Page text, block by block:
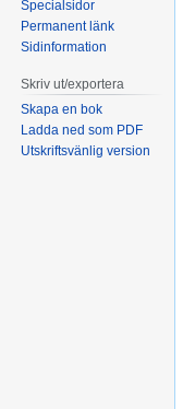
Specialsidor
Permanent länk
Sidinformation
Skriv ut/exportera
Skapa en bok
Ladda ned som PDF
Utskriftsvänlig version